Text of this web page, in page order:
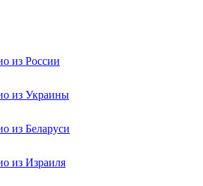
из России
из Украины
из Беларуси
из Израиля